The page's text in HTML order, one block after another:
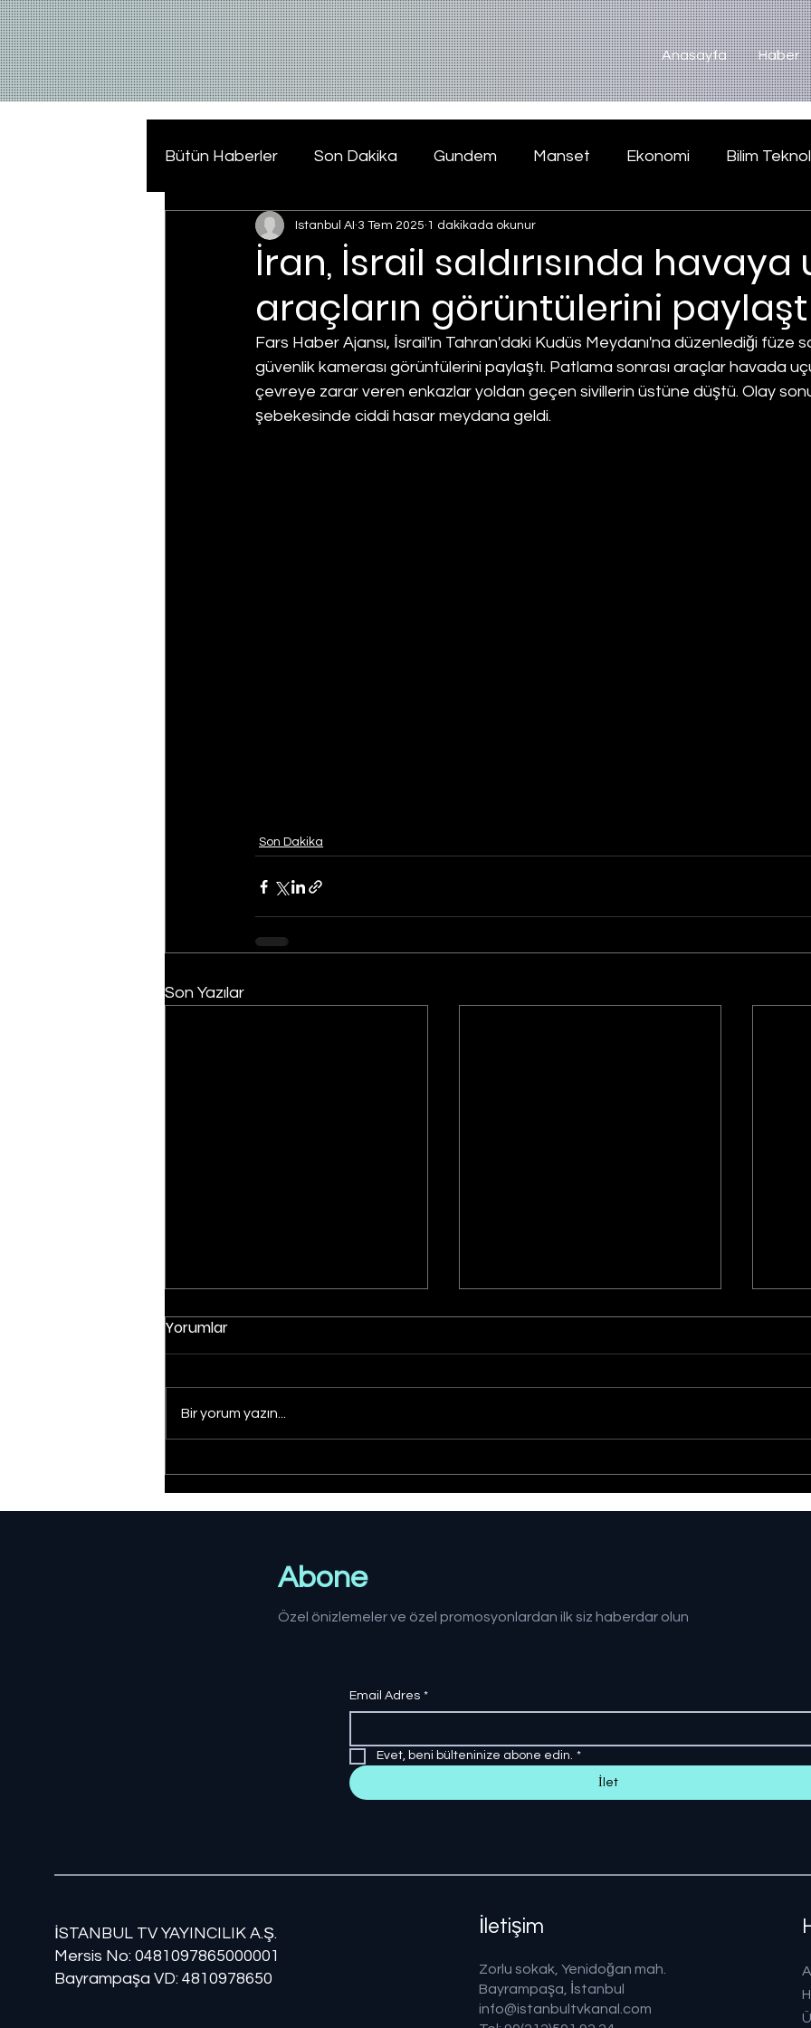
Anasayfa Haber
Bütün Haberler Son Dakika Gundem Manset Ekonomi Bilim
İran, İsrail saldırısında havaya
araçların görüntülerini
Istanbul AI 3 Tem 2025 1 dakikada okunur
Fars Haber Ajansı, İsrail'in Tahran'daki Kudüs Meydanı'na düzenlediği füze
güvenlik kamerası görüntülerini paylaştı. Patlama sonrası araçlar havada
çevreye zarar veren enkazlar yoldan geçen sivillerin üstüne düştü. Olay
şebekesinde ciddi hasar meydana geldi.
Son Dakika
Son Yazılar
Düzce'de yangın:
Müdahale sürüyor
Sağlıklı Türkiye Yüzyılı
hedefine adım adım
Kişi
Yorumlar
Bir yorum yazın...
Abone
Özel önizlemeler ve özel promosyonlardan ilk siz haberdar olun
Email Adres *
Evet, beni bülteninize abone edin. *
İlet
İSTANBUL TV YAYINCILIK A.Ş.
Mersis No: ​​0481097865000001
Bayrampaşa VD: 4810978650
İletişim
Zorlu sokak, Yenidoğan mah.
Bayrampaşa, İstanbul
info@istanbultvkanal.com